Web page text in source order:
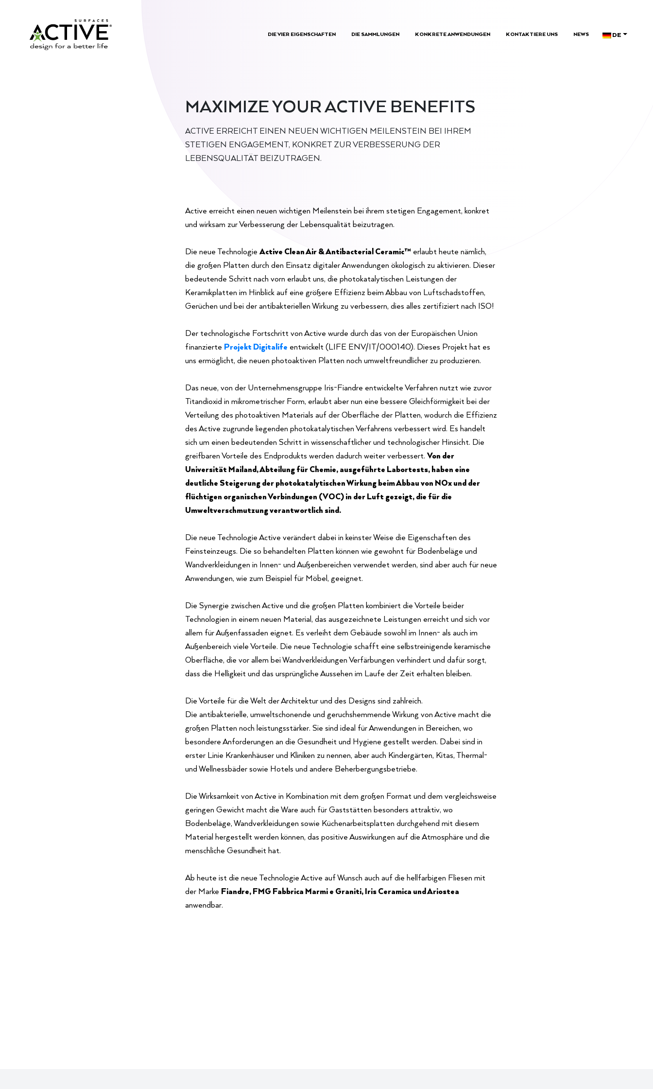
DIE VIER EIGENSCHAFTEN DIE SAMMLUNGEN KONKRETE ANWENDUNGEN KONTAKTIERE UNS NEWS DE
MAXIMIZE YOUR ACTIVE BENEFITS
ACTIVE ERREICHT EINEN NEUEN WICHTIGEN MEILENSTEIN BEI IHREM
STETIGEN ENGAGEMENT, KONKRET ZUR VERBESSERUNG DER
LEBENSQUALITÄT BEIZUTRAGEN.
Active erreicht einen neuen wichtigen Meilenstein bei ihrem stetigen Engagement, konkret
und wirksam zur Verbesserung der Lebensqualität beizutragen.
Die neue Technologie Active Clean Air & Antibacterial Ceramic™ erlaubt heute nämlich,
die großen Platten durch den Einsatz digitaler Anwendungen ökologisch zu aktivieren. Dieser
bedeutende Schritt nach vorn erlaubt uns, die photokatalytischen Leistungen der
Keramikplatten im Hinblick auf eine größere Effizienz beim Abbau von Luftschadstoffen,
Gerüchen und bei der antibakteriellen Wirkung zu verbessern, dies alles zertifiziert nach ISO!
Der technologische Fortschritt von Active wurde durch das von der Europäischen Union
finanzierte Projekt Digitalife entwickelt (LIFE ENV/IT/000140). Dieses Projekt hat es
uns ermöglicht, die neuen photoaktiven Platten noch umweltfreundlicher zu produzieren.
Das neue, von der Unternehmensgruppe Iris-Fiandre entwickelte Verfahren nutzt wie zuvor
Titandioxid in mikrometrischer Form, erlaubt aber nun eine bessere Gleichförmigkeit bei der
Verteilung des photoaktiven Materials auf der Oberfläche der Platten, wodurch die Effizienz
des Active zugrunde liegenden photokatalytischen Verfahrens verbessert wird. Es handelt
sich um einen bedeutenden Schritt in wissenschaftlicher und technologischer Hinsicht. Die
greifbaren Vorteile des Endprodukts werden dadurch weiter verbessert. Von der
Universität Mailand, Abteilung für Chemie, ausgeführte Labortests, haben eine
deutliche Steigerung der photokatalytischen Wirkung beim Abbau von NOx und der
flüchtigen organischen Verbindungen (VOC) in der Luft gezeigt, die für die
Umweltverschmutzung verantwortlich sind.
Die neue Technologie Active verändert dabei in keinster Weise die Eigenschaften des
Feinsteinzeugs. Die so behandelten Platten können wie gewohnt für Bodenbeläge und
Wandverkleidungen in Innen- und Außenbereichen verwendet werden, sind aber auch für neue
Anwendungen, wie zum Beispiel für Möbel, geeignet.
Die Synergie zwischen Active und die großen Platten kombiniert die Vorteile beider
Technologien in einem neuen Material, das ausgezeichnete Leistungen erreicht und sich vor
allem für Außenfassaden eignet. Es verleiht dem Gebäude sowohl im Innen- als auch im
Außenbereich viele Vorteile. Die neue Technologie schafft eine selbstreinigende keramische
Oberfläche, die vor allem bei Wandverkleidungen Verfärbungen verhindert und dafür sorgt,
dass die Helligkeit und das ursprüngliche Aussehen im Laufe der Zeit erhalten bleiben.
Die Vorteile für die Welt der Architektur und des Designs sind zahlreich.
Die antibakterielle, umweltschonende und geruchshemmende Wirkung von Active macht die
großen Platten noch leistungsstärker. Sie sind ideal für Anwendungen in Bereichen, wo
besondere Anforderungen an die Gesundheit und Hygiene gestellt werden. Dabei sind in
erster Linie Krankenhäuser und Kliniken zu nennen, aber auch Kindergärten, Kitas, Thermal-
und Wellnessbäder sowie Hotels und andere Beherbergungsbetriebe.
Die Wirksamkeit von Active in Kombination mit dem großen Format und dem vergleichsweise
geringen Gewicht macht die Ware auch für Gaststätten besonders attraktiv, wo
Bodenbeläge, Wandverkleidungen sowie Küchenarbeitsplatten durchgehend mit diesem
Material hergestellt werden können, das positive Auswirkungen auf die Atmosphäre und die
menschliche Gesundheit hat.
Ab heute ist die neue Technologie Active auf Wunsch auch auf die hellfarbigen Fliesen mit
der Marke Fiandre, FMG Fabbrica Marmi e Graniti, Iris Ceramica und Ariostea
anwendbar.